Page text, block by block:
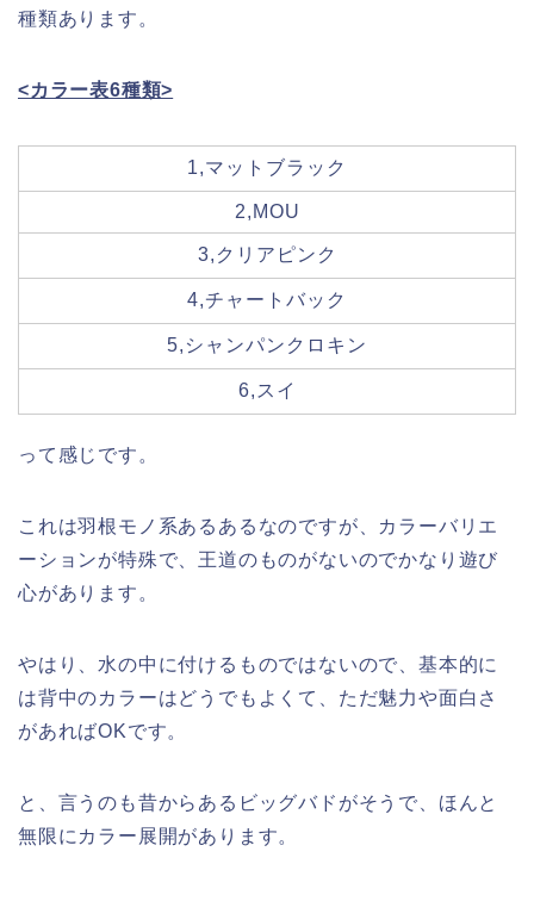
種類あります。
<カラー表6種類>
1,マットブラック
2,MOU
3,クリアピンク
4,チャートバック
5,シャンパンクロキン
6,スイ
って感じです。
これは羽根モノ系あるあるなのですが、カラーバリエ
ーションが特殊で、王道のものがないのでかなり遊び
心があります。
やはり、水の中に付けるものではないので、基本的に
は背中のカラーはどうでもよくて、ただ魅力や面白さ
があればOKです。
と、言うのも昔からあるビッグバドがそうで、ほんと
無限にカラー展開があります。